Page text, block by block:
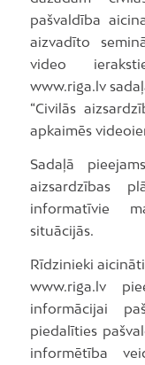
pašvaldība
aizvadīto
video
www.riga.lv
“Civilās
apkaimēs
Sadaļā
aizsardzības
informatīvie
situācijās.
Rīdzinieki
www.riga.lv
informācijai
piedalīties
informētība